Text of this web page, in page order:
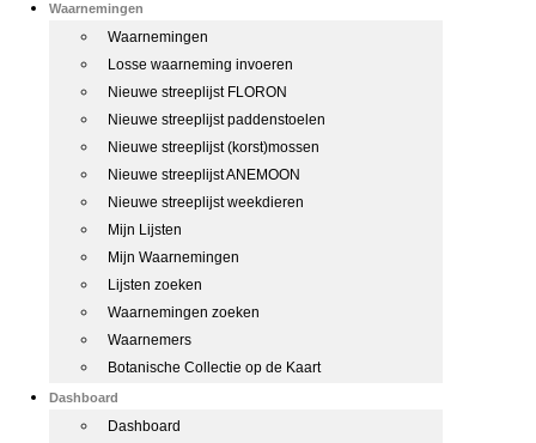
Waarnemingen
Waarnemingen
Losse waarneming invoeren
Nieuwe streeplijst FLORON
Nieuwe streeplijst paddenstoelen
Nieuwe streeplijst (korst)mossen
Nieuwe streeplijst ANEMOON
Nieuwe streeplijst weekdieren
Mijn Lijsten
Mijn Waarnemingen
Lijsten zoeken
Waarnemingen zoeken
Waarnemers
Botanische Collectie op de Kaart
Dashboard
Dashboard